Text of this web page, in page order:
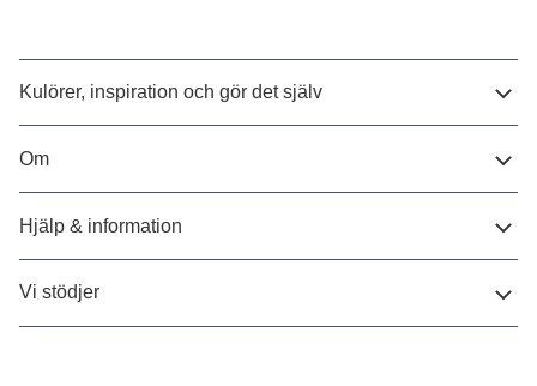
Kulörer, inspiration och gör det själv
Om
Hjälp & information
Vi stödjer